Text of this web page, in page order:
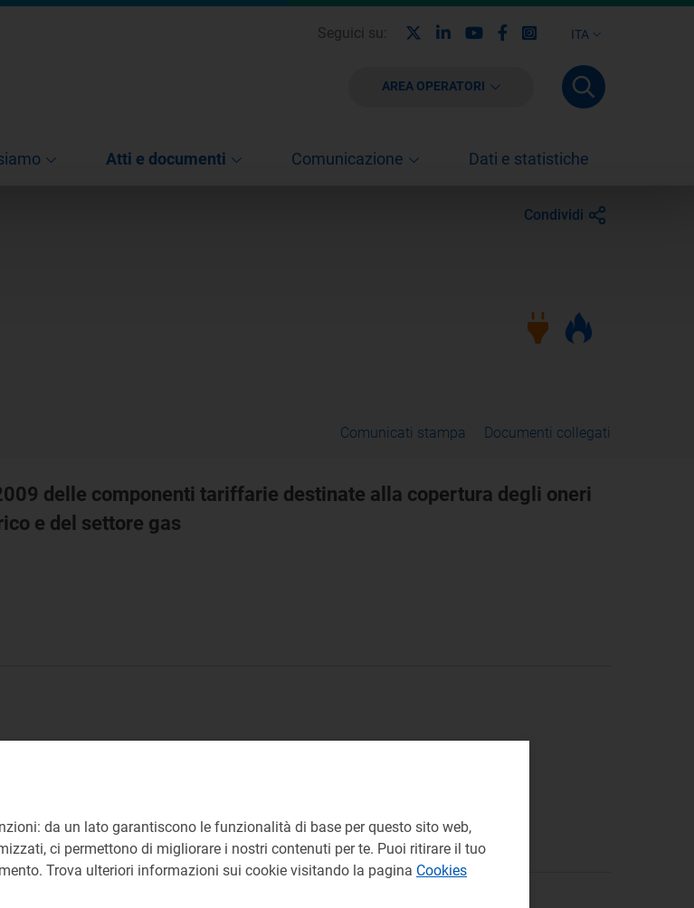
ITA
Seguici su: LinkedinYoutubeFacebook
Instagram
AREA OPERATORI
Atti e documenti Comunicazione Dati e statistiche
Condividi
Comunicati stampa Documenti collegati
delle componenti tariffarie destinate alla copertura degli oneri
e del settore gas
da un lato garantiscono le funzionalità di base per questo sito web,
ci permettono di migliorare i nostri contenuti per te. Puoi ritirare il tuo
Trova ulteriori informazioni sui cookie visitando la pagina Cookies